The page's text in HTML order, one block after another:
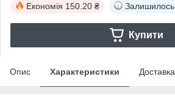
Економія 150.20 ₴ Залишилось
Купити
Опис Характеристики Доставка